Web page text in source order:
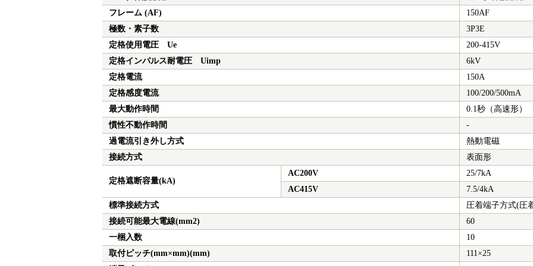
フレーム (AF)
150AF
極数・素子数
3P3E
定格使用電圧 Ue
200-415V
定格インパルス耐電圧 Uimp
6kV
定格電流
150A
定格感度電流
100/200/500mA
最大動作時間
0.1秒（高速形）
慣性不動作時間
-
過電流引き外し方式
熱動電磁
接続方式
表面形
定格遮断容量(kA)
AC200V
25/7kA
AC415V
7.5/4kA
標準接続方式
圧着端子方式(圧
接続可能最大電線(mm2)
60
一梱入数
10
取付ピッチ(mm×mm)(mm)
111×25